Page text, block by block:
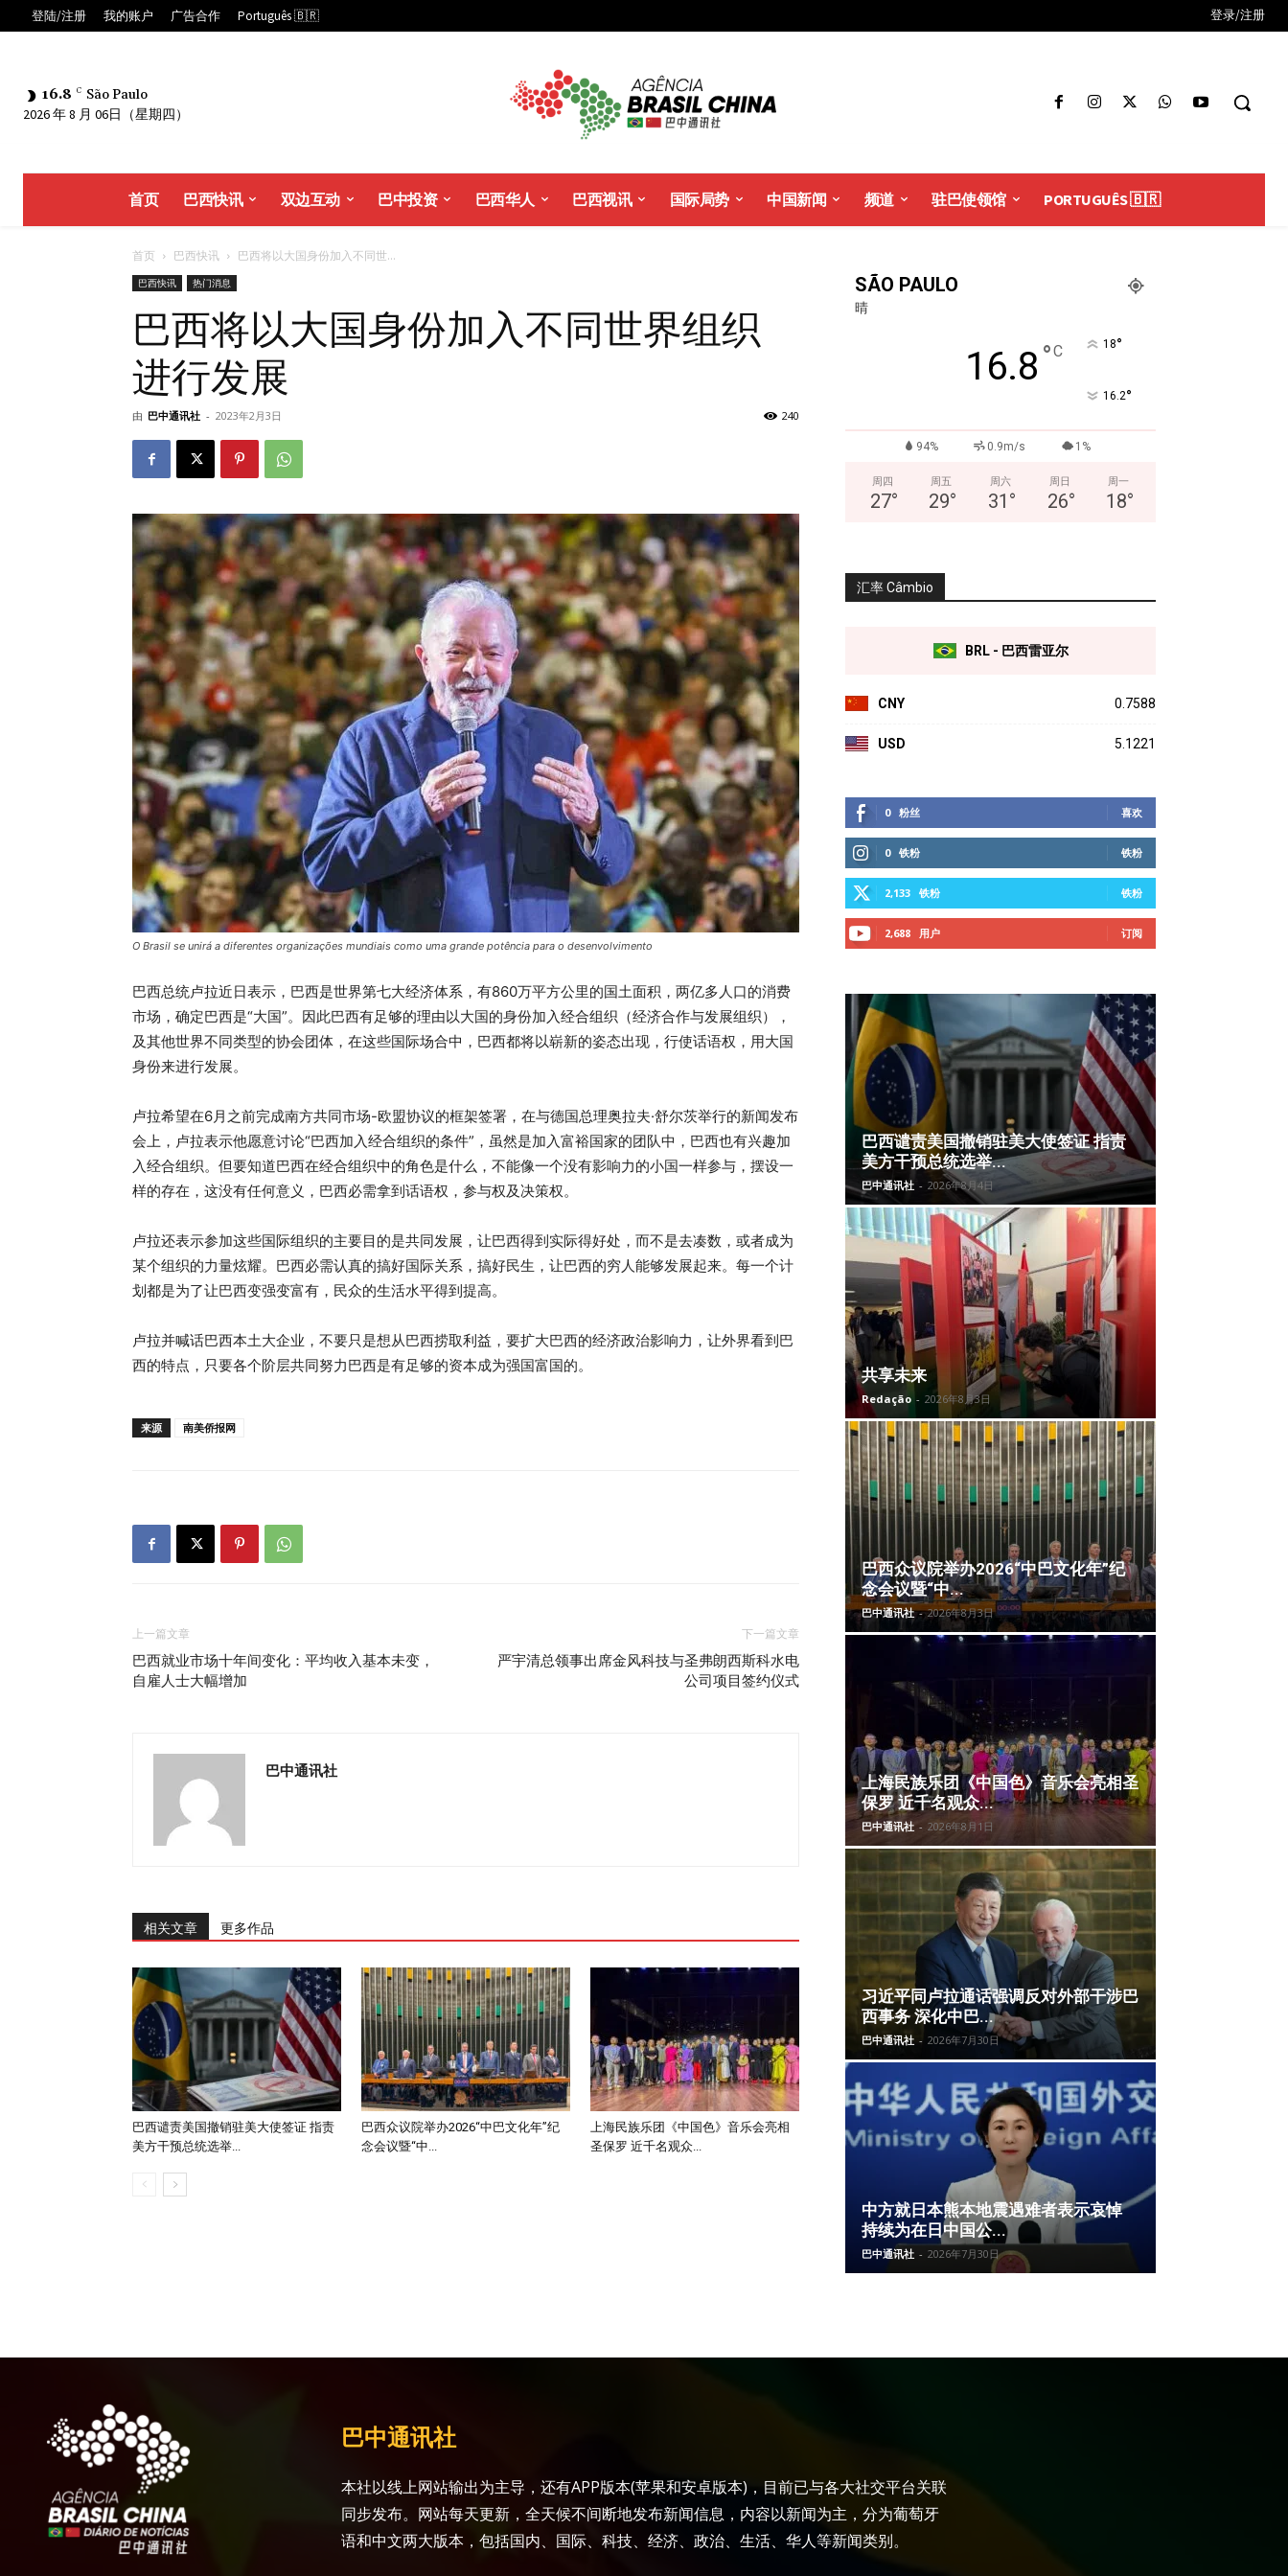
登陆/注册 我的账户 广告合作 Português 🇧🇷 登录/注册
16.8 C São Paulo
2026 年 8 月 06日（星期四）
首页 巴西快讯 双边互动 巴中投资 巴西华人 巴西视讯 国际局势 中国新闻 频道 驻巴使领馆 PORTUGUÊS 🇧🇷
首页 巴西快讯 巴西将以大国身份加入不同世...
巴西快讯 热门消息
巴西将以大国身份加入不同世界组织
进行发展
由 巴中通讯社 - 2023年2月3日 240
O Brasil se unirá a diferentes organizações mundiais como uma grande potência para o desenvolvimento
巴西总统卢拉近日表示，巴西是世界第七大经济体系，有860万平方公里的国土面积，两亿多人口的消费
市场，确定巴西是“大国”。因此巴西有足够的理由以大国的身份加入经合组织（经济合作与发展组织），
及其他世界不同类型的协会团体，在这些国际场合中，巴西都将以崭新的姿态出现，行使话语权，用大国
身份来进行发展。
卢拉希望在6月之前完成南方共同市场-欧盟协议的框架签署，在与德国总理奥拉夫·舒尔茨举行的新闻发布
会上，卢拉表示他愿意讨论“巴西加入经合组织的条件”，虽然是加入富裕国家的团队中，巴西也有兴趣加
入经合组织。但要知道巴西在经合组织中的角色是什么，不能像一个没有影响力的小国一样参与，摆设一
样的存在，这没有任何意义，巴西必需拿到话语权，参与权及决策权。
卢拉还表示参加这些国际组织的主要目的是共同发展，让巴西得到实际得好处，而不是去凑数，或者成为
某个组织的力量炫耀。巴西必需认真的搞好国际关系，搞好民生，让巴西的穷人能够发展起来。每一个计
划都是为了让巴西变强变富有，民众的生活水平得到提高。
卢拉并喊话巴西本土大企业，不要只是想从巴西捞取利益，要扩大巴西的经济政治影响力，让外界看到巴
西的特点，只要各个阶层共同努力巴西是有足够的资本成为强国富国的。
来源 南美侨报网
上一篇文章
巴西就业市场十年间变化：平均收入基本未变，
自雇人士大幅增加
下一篇文章
严宇清总领事出席金风科技与圣弗朗西斯科水电
公司项目签约仪式
巴中通讯社
相关文章 更多作品
巴西谴责美国撤销驻美大使签证 指责
美方干预总统选举...
巴西众议院举办2026“中巴文化年”纪
念会议暨“中...
上海民族乐团《中国色》音乐会亮相
圣保罗 近千名观众...
SÃO PAULO
晴
16.8 °C 18°
16.2°
94% 0.9m/s 1%
周四
27°
周五
29°
周六
31 °
周日
26°
周一
18°
汇率 Câmbio
BRL - 巴西雷亚尔
CNY 0.7588
USD 5.1221
0 粉丝 喜欢
0 铁粉 铁粉
2,133 铁粉 铁粉
2,688 用户 订阅
巴西谴责美国撤销驻美大使签证 指责
美方干预总统选举...
巴中通讯社 - 2026年8月4日
共享未来
Redação - 2026年8月3日
巴西众议院举办2026“中巴文化年”纪
念会议暨“中...
巴中通讯社 - 2026年8月3日
上海民族乐团《中国色》音乐会亮相圣
保罗 近千名观众...
巴中通讯社 - 2026年8月1日
习近平同卢拉通话强调反对外部干涉巴
西事务 深化中巴...
巴中通讯社 - 2026年7月30日
中方就日本熊本地震遇难者表示哀悼
持续为在日中国公...
巴中通讯社 - 2026年7月30日
巴中通讯社
本社以线上网站输出为主导，还有APP版本(苹果和安卓版本)，目前已与各大社交平台关联
同步发布。网站每天更新，全天候不间断地发布新闻信息，内容以新闻为主，分为葡萄牙
语和中文两大版本，包括国内、国际、科技、经济、政治、生活、华人等新闻类别。